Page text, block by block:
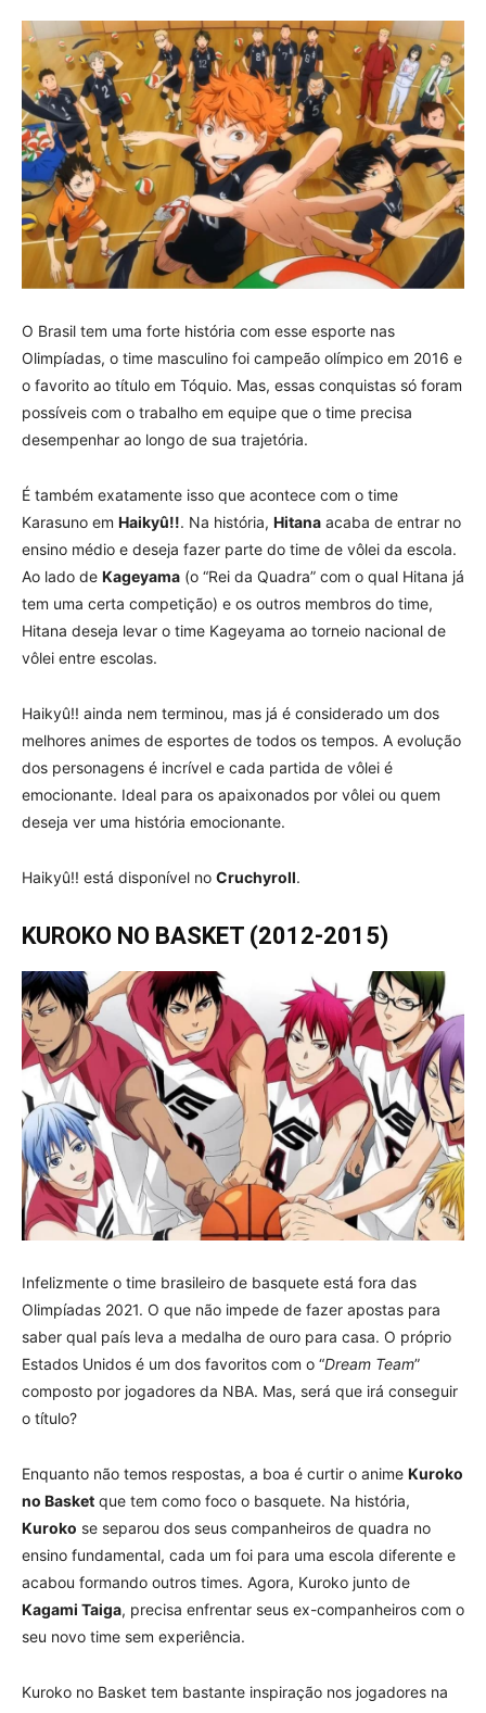
O Brasil tem uma forte história com esse esporte nas
Olimpíadas, o time masculino foi campeão olímpico em 2016 e
o favorito ao título em Tóquio. Mas, essas conquistas só foram
possíveis com o trabalho em equipe que o time precisa
desempenhar ao longo de sua trajetória.
É também exatamente isso que acontece com o time
Karasuno em Haikyû!!. Na história, Hitana acaba de entrar no
ensino médio e deseja fazer parte do time de vôlei da escola.
Ao lado de Kageyama (o “Rei da Quadra” com o qual Hitana já
tem uma certa competição) e os outros membros do time,
Hitana deseja levar o time Kageyama ao torneio nacional de
vôlei entre escolas.
Haikyû!! ainda nem terminou, mas já é considerado um dos
melhores animes de esportes de todos os tempos. A evolução
dos personagens é incrível e cada partida de vôlei é
emocionante. Ideal para os apaixonados por vôlei ou quem
deseja ver uma história emocionante.
Haikyû!! está disponível no Cruchyroll.
KUROKO NO BASKET (2012-2015)
Infelizmente o time brasileiro de basquete está fora das
Olimpíadas 2021. O que não impede de fazer apostas para
saber qual país leva a medalha de ouro para casa. O próprio
Estados Unidos é um dos favoritos com o “Dream Team”
composto por jogadores da NBA. Mas, será que irá conseguir
o título?
Enquanto não temos respostas, a boa é curtir o anime Kuroko
no Basket que tem como foco o basquete. Na história,
Kuroko se separou dos seus companheiros de quadra no
ensino fundamental, cada um foi para uma escola diferente e
acabou formando outros times. Agora, Kuroko junto de
Kagami Taiga, precisa enfrentar seus ex-companheiros com o
seu novo time sem experiência.
Kuroko no Basket tem bastante inspiração nos jogadores na